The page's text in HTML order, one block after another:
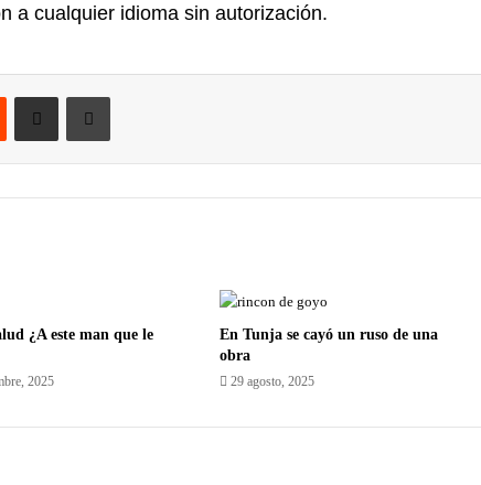
a cualquier idioma sin autorización.
¿A este man que le
2025
En Tunja se cayó un ruso de una
obra
29 agosto, 2025